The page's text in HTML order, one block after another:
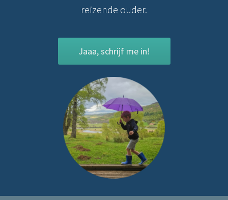
reizende ouder.
Jaaa, schrijf me in!